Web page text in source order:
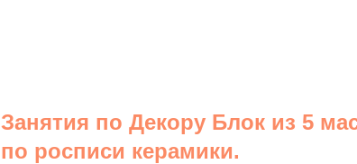
Занятия по Декору Блок из 5
по росписи керамики.